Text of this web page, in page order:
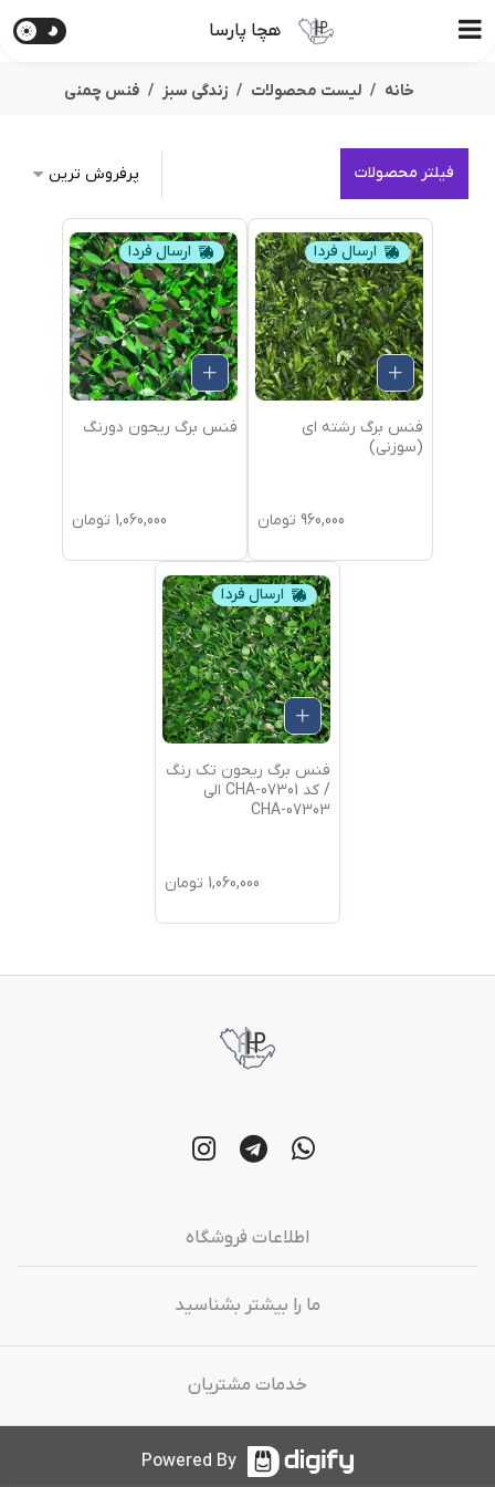
هچا پارسا
خانه لیست محصولات زندگی سبز فنس چمنی
فیلتر محصولات
ارسال فردا
فنس برگ رشته ای
(سوزنی)
960,000 تومان
ارسال فردا
فنس برگ ریحون دورنگ
1,060,000 تومان
ارسال فردا
فنس برگ ریحون تک رنگ
/ کد CHA-07301 الی
CHA-07303
1,060,000 تومان
اطلاعات فروشگاه
ما را بیشتر بشناسید
خدمات مشتریان
Powered By